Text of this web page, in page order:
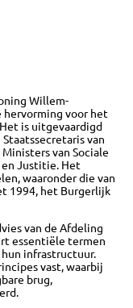
Willem-
hervorming voor het
is uitgevaardigd
van
van Sociale
en Justitie. Het
waaronder die van
1994, het Burgerlijk
van de Afdeling
essentiële termen
infrastructuur.
vast, waarbij
brug,